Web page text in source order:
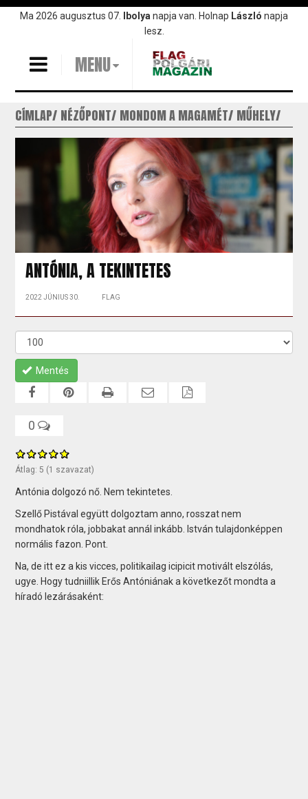
UgrásMa 2026 augusztus 07. Ibolya napja van. Holnap László napja
lesz.
MENU
CÍMLAP NÉZŐPONT MONDOM A MAGAMÉT MŰHELY
ANTÓNIA, A TEKINTETES
2022 JÚNIUS 30. FLAG
Mentés
0
Átlag: 5 (1 szavazat)
Antónia dolgozó nő. Nem tekintetes.
Szellő Pistával együtt dolgoztam anno, rosszat nem
mondhatok róla, jobbakat annál inkább. István tulajdonképpen
normális fazon. Pont.
Na, de itt ez a kis vicces, politikailag icipicit motivált elszólás,
ugye. Hogy tudniillik Erős Antóniának a következőt mondta a
híradó lezárásaként: